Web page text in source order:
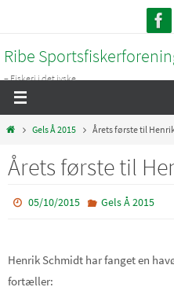
content
Ribe
– Fiskeri i det jyske...
HomeGels Å 2015 Årets første til
Årets første til
05/10/2015 Gels Å 2015
Henrik Schmidt har fanget en
fortæller: